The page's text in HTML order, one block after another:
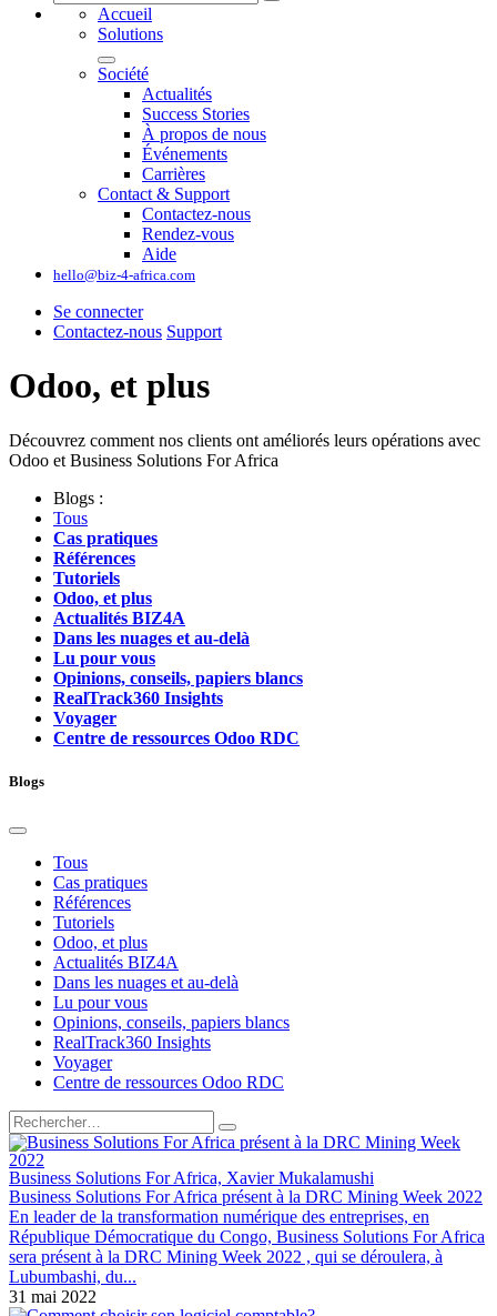
Accueil
Solutions
Société
Actualités
Success Stories
À propos de nous
Événements
Carrières
Contact & Support
Contactez-nous
Rendez-vous
Aide
hello@biz-4-africa.com
Se connecter
Contactez-nous Support
Odoo, et plus
Découvrez comment nos clients ont améliorés leurs opérations avec
Odoo et Business Solutions For Africa
Blogs :
Tous
Cas pratiques
Références
Tutoriels
Odoo, et plus
Actualités BIZ4A
Dans les nuages et au-delà
Lu pour vous
Opinions, conseils, papiers blancs
RealTrack360 Insights
Voyager
Centre de ressources Odoo RDC
Blogs
Tous
Cas pratiques
Références
Tutoriels
Odoo, et plus
Actualités BIZ4A
Dans les nuages et au-delà
Lu pour vous
Opinions, conseils, papiers blancs
RealTrack360 Insights
Voyager
Centre de ressources Odoo RDC
Business Solutions For Africa, Xavier Mukalamushi
Business Solutions For Africa présent à la DRC Mining Week 2022
En leader de la transformation numérique des entreprises, en
République Démocratique du Congo, Business Solutions For Africa
sera présent à la DRC Mining Week 2022 , qui se déroulera, à
Lubumbashi, du...
31 mai 2022